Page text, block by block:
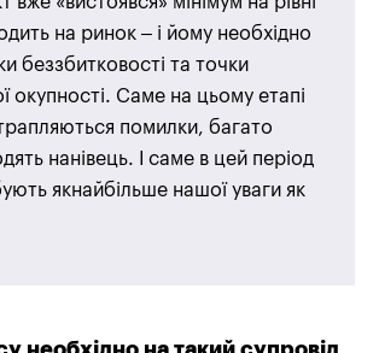
на ринок – і йому необхідно
беззбитковості та точки
окупності. Саме на цьому етапі
помилки, багато
нанівець. І саме в цей період
якнайбільше нашої уваги як